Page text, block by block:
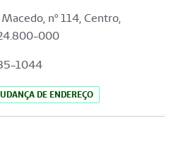
nº 114, Centro,
000
1044
DE ENDEREÇO